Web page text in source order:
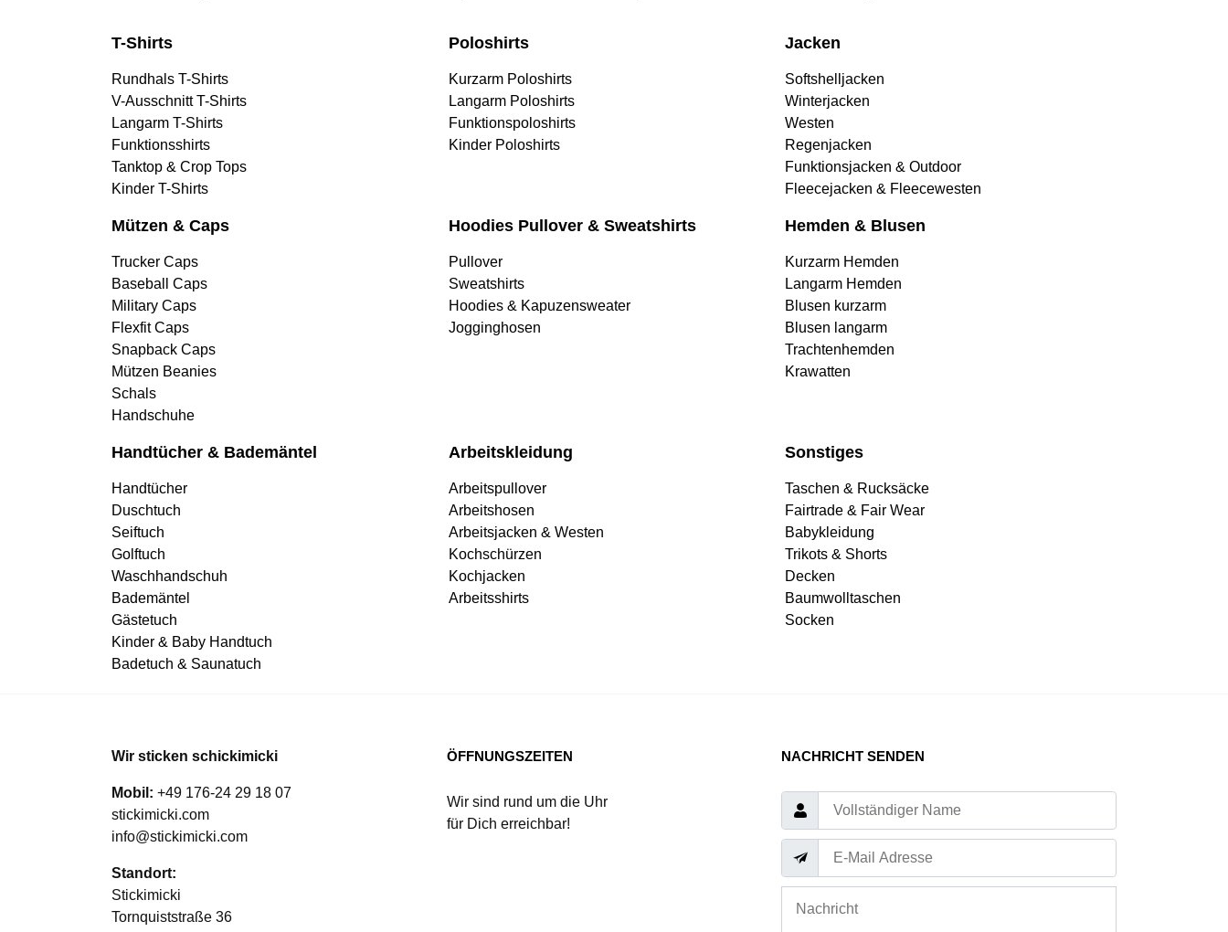
T-Shirts
Rundhals T-Shirts
V-Ausschnitt T-Shirts
Langarm T-Shirts
Funktionsshirts
Tanktop & Crop Tops
Kinder T-Shirts
Poloshirts
Kurzarm Poloshirts
Langarm Poloshirts
Funktionspoloshirts
Kinder Poloshirts
Jacken
Softshelljacken
Winterjacken
Westen
Regenjacken
Funktionsjacken & Outdoor
Fleecejacken & Fleecewesten
Mützen & Caps
Trucker Caps
Baseball Caps
Military Caps
Flexfit Caps
Snapback Caps
Mützen Beanies
Schals
Handschuhe
Hoodies Pullover & Sweatshirts
Pullover
Sweatshirts
Hoodies & Kapuzensweater
Jogginghosen
Hemden & Blusen
Kurzarm Hemden
Langarm Hemden
Blusen kurzarm
Blusen langarm
Trachtenhemden
Krawatten
Handtücher & Bademäntel
Handtücher
Duschtuch
Seiftuch
Golftuch
Waschhandschuh
Bademäntel
Gästetuch
Kinder & Baby Handtuch
Badetuch & Saunatuch
Arbeitskleidung
Arbeitspullover
Arbeitshosen
Arbeitsjacken & Westen
Kochschürzen
Kochjacken
Arbeitsshirts
Sonstiges
Taschen & Rucksäcke
Fairtrade & Fair Wear
Babykleidung
Trikots & Shorts
Decken
Baumwolltaschen
Socken
Wir sticken schickimicki
Mobil: +49 176-24 29 18 07
stickimicki.com
info@stickimicki.com
Standort:
Stickimicki
Tornquiststraße 36
ÖFFNUNGSZEITEN
Wir sind rund um die Uhr
für Dich erreichbar!
NACHRICHT SENDEN